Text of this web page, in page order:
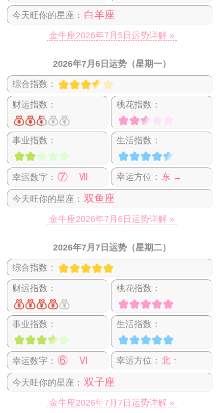
今天旺你的星座： 白羊座
金牛座2026年7月5日运势详解 »
2026年7月6日运势（星期一）
综合指数：
财运指数： 桃花指数：
事业指数： 生活指数：
幸运数字： ⑦ Ⅶ 幸运方位： 东 →
今天旺你的星座： 双鱼座
金牛座2026年7月6日运势详解 »
2026年7月7日运势（星期二）
综合指数：
财运指数： 桃花指数：
事业指数： 生活指数：
幸运数字： ⑥ Ⅵ 幸运方位： 北 ↑
今天旺你的星座： 双子座
金牛座2026年7月7日运势详解 »